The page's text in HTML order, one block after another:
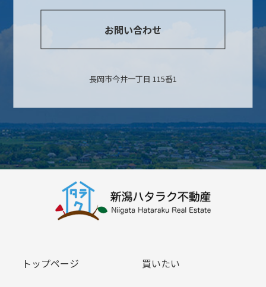
お問い合わせ
長岡市今井一丁目 115番1
トップページ 買いたい